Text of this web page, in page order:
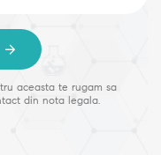
aceasta te rugam sa
din nota legala.